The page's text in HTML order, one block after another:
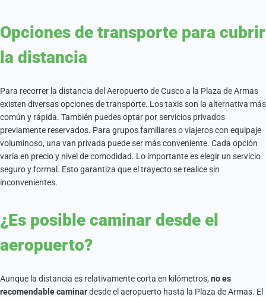
Opciones de transporte para cubrir
la distancia
Para recorrer la distancia del Aeropuerto de Cusco a la Plaza de Armas
existen diversas opciones de transporte. Los taxis son la alternativa más
común y rápida. También puedes optar por servicios privados
previamente reservados. Para grupos familiares o viajeros con equipaje
voluminoso, una van privada puede ser más conveniente. Cada opción
varía en precio y nivel de comodidad. Lo importante es elegir un servicio
seguro y formal. Esto garantiza que el trayecto se realice sin
inconvenientes.
¿Es posible caminar desde el
aeropuerto?
Aunque la distancia es relativamente corta en kilómetros, no es
recomendable caminardesde el aeropuerto hasta la Plaza de Armas. El